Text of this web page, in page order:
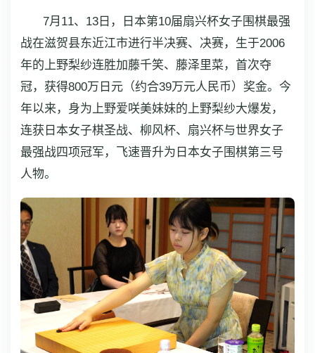
7月11、13日，日本第10届扇兴杯女子围棋最强
战在滋贺县东近江市进行半决赛、决赛，生于2006
年的上野梨纱连胜加藤千笑、藤泽里菜，首次夺
冠，获得800万日元（约合39万元人民币）奖金。今
年以来，身为上野爱咲美妹妹的上野梨纱大爆发，
连获日本女子棋圣战、柳风杯、扇兴杯与世界女子
最强战四项冠军，飞速晋升为日本女子围棋第三号
人物。